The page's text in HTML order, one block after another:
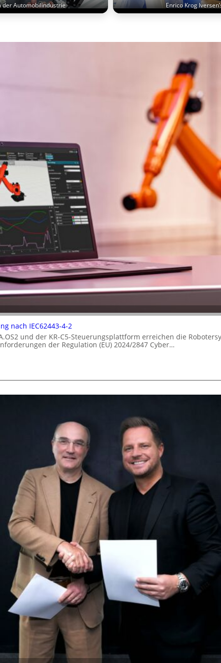
der Automobilindustrie Enrico Krog
nach IEC62443-4-2
und der KR-C5-Steuerungsplattform erreichen die
der Regulation (EU) 2024/2847 Cyber…